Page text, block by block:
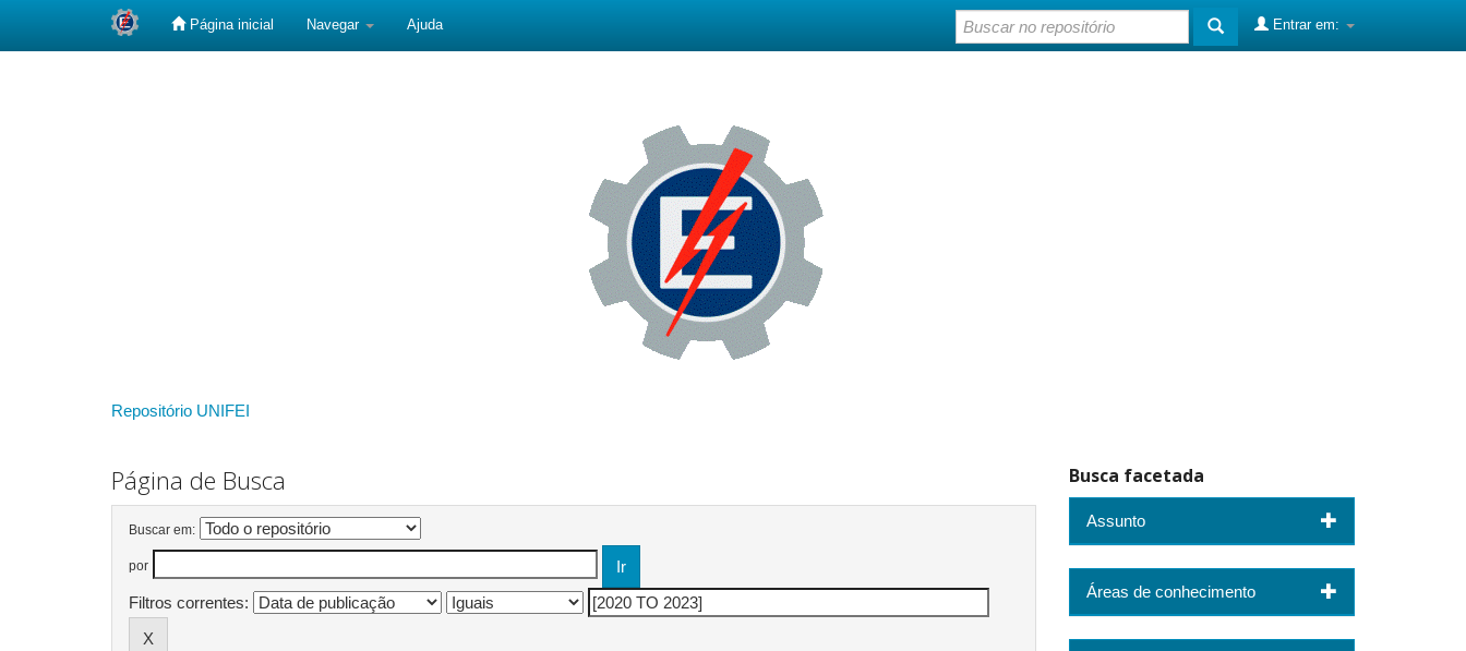
Página inicial Navegar Ajuda Entrar em:
Repositório UNIFEI
Página de Busca
Buscar em:
por
Filtros correntes:
Busca facetada
Assunto
Áreas de conhecimento